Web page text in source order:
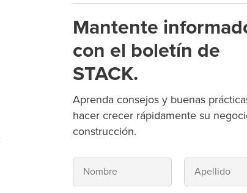
Mantente
con el boletín de
STACK.
Aprenda consejos y buenas
hacer crecer rápidamente su
construcción.